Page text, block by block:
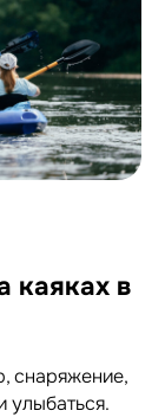
каяках в
снаряжение,
улыбаться.